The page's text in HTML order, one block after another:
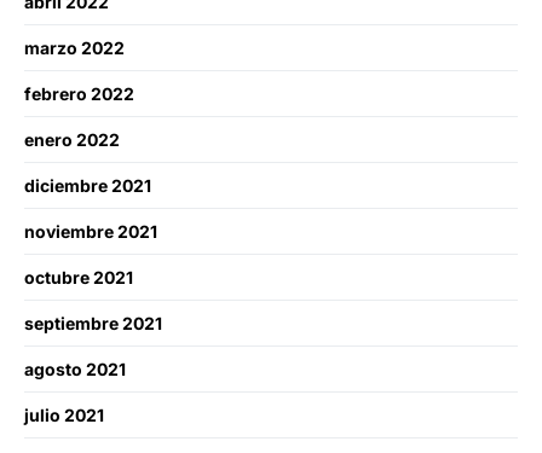
marzo 2022
febrero 2022
enero 2022
diciembre 2021
noviembre 2021
octubre 2021
septiembre 2021
agosto 2021
julio 2021